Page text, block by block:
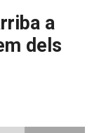
a
dels